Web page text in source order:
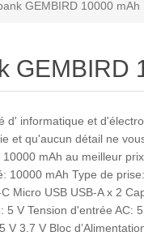
GEMBIRD 10000 mAh
GEMBIRD
d' informatique et
et qu'aucun détail ne
10000 mAh au meilleur
10000 mAh Type de
Micro USB USB-A x 2
5 V Tension d'entrée AC:
V 3.7 V Bloc